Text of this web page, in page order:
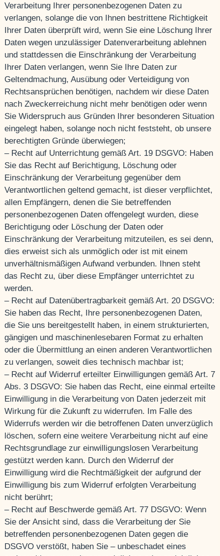
Verarbeitung Ihrer personenbezogenen Daten zu
verlangen, solange die von Ihnen bestrittene Richtigkeit
Ihrer Daten überprüft wird, wenn Sie eine Löschung Ihrer
Daten wegen unzulässiger Datenverarbeitung ablehnen
und stattdessen die Einschränkung der Verarbeitung
Ihrer Daten verlangen, wenn Sie Ihre Daten zur
Geltendmachung, Ausübung oder Verteidigung von
Rechtsansprüchen benötigen, nachdem wir diese Daten
nach Zweckerreichung nicht mehr benötigen oder wenn
Sie Widerspruch aus Gründen Ihrer besonderen Situation
eingelegt haben, solange noch nicht feststeht, ob unsere
berechtigten Gründe überwiegen;
– Recht auf Unterrichtung gemäß Art. 19 DSGVO: Haben
Sie das Recht auf Berichtigung, Löschung oder
Einschränkung der Verarbeitung gegenüber dem
Verantwortlichen geltend gemacht, ist dieser verpflichtet,
allen Empfängern, denen die Sie betreffenden
personenbezogenen Daten offengelegt wurden, diese
Berichtigung oder Löschung der Daten oder
Einschränkung der Verarbeitung mitzuteilen, es sei denn,
dies erweist sich als unmöglich oder ist mit einem
unverhältnismäßigen Aufwand verbunden. Ihnen steht
das Recht zu, über diese Empfänger unterrichtet zu
werden.
– Recht auf Datenübertragbarkeit gemäß Art. 20 DSGVO:
Sie haben das Recht, Ihre personenbezogenen Daten,
die Sie uns bereitgestellt haben, in einem strukturierten,
gängigen und maschinenlesebaren Format zu erhalten
oder die Übermittlung an einen anderen Verantwortlichen
zu verlangen, soweit dies technisch machbar ist;
– Recht auf Widerruf erteilter Einwilligungen gemäß Art. 7
Abs. 3 DSGVO: Sie haben das Recht, eine einmal erteilte
Einwilligung in die Verarbeitung von Daten jederzeit mit
Wirkung für die Zukunft zu widerrufen. Im Falle des
Widerrufs werden wir die betroffenen Daten unverzüglich
löschen, sofern eine weitere Verarbeitung nicht auf eine
Rechtsgrundlage zur einwilligungslosen Verarbeitung
gestützt werden kann. Durch den Widerruf der
Einwilligung wird die Rechtmäßigkeit der aufgrund der
Einwilligung bis zum Widerruf erfolgten Verarbeitung
nicht berührt;
– Recht auf Beschwerde gemäß Art. 77 DSGVO: Wenn
Sie der Ansicht sind, dass die Verarbeitung der Sie
betreffenden personenbezogenen Daten gegen die
DSGVO verstößt, haben Sie – unbeschadet eines